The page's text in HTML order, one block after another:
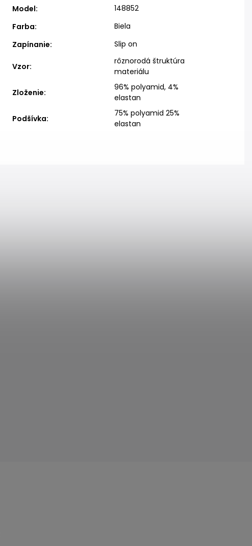
Model:
148852
Farba:
Biela
Zapínanie: Slip on
Vzor:
rôznorodá štruktúra
materiálu
Zloženie:
96% polyamid, 4%
elastan
Podšívka:
75% polyamid 25%
elastan